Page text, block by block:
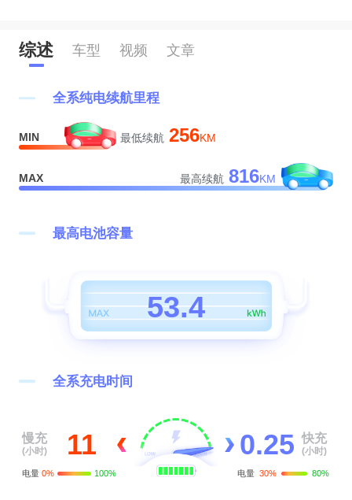
综述 车型 视频 文章
全系纯电续航里程
MIN 最低续航 256KM
MAX 最高续航 816KM
最高电池容量
0
1
2
5
0
3.
0
1
4
全系充电时间
慢充
(小时) 11
电量 0% 100%
0.25
快充
(小时)
电量 30% 80%